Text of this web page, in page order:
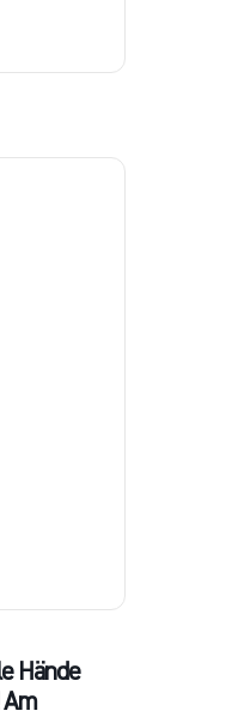
Hände
Am